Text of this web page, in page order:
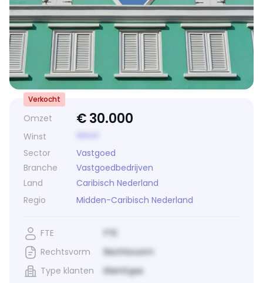
Omzet €30.000
Winst
Sector
Vastgoed
Branche
Vastgoedbedrijven
Land
Caribisch Nederland
Regio
Midden-Caribisch Nederland
Verkocht
FTE
FTE
Rechtsvorm
Rechtsvorm
Type klanten
Klanttype